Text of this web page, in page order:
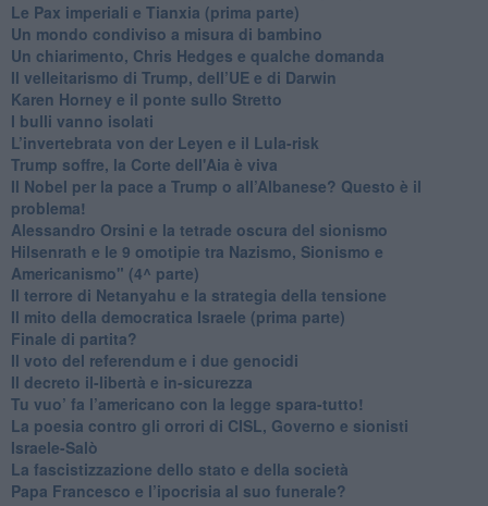
Le Pax imperiali e Tianxia (prima parte)
Un mondo condiviso a misura di bambino
​Un chiarimento, Chris Hedges e qualche domanda
Il velleitarismo di Trump, dell’UE e di Darwin
​Karen Horney e il ponte sullo Stretto
​I bulli vanno isolati
L’invertebrata von der Leyen e il Lula-risk
Trump soffre, la Corte dell'Aia è viva
​Il Nobel per la pace a Trump o all’Albanese? Questo è il
problema!
​Alessandro Orsini e la tetrade oscura del sionismo
​Hilsenrath e le 9 omotipie tra Nazismo, Sionismo e
Americanismo" (4^ parte)
​Il terrore di Netanyahu e la strategia della tensione
Il mito della democratica Israele (prima parte)
​Finale di partita?
​Il voto del referendum e i due genocidi
Il decreto il-libertà e in-sicurezza
Tu vuo’ fa l’americano con la legge spara-tutto!
La poesia contro gli orrori di CISL, Governo e sionisti
Israele-Salò
​La fascistizzazione dello stato e della società
Papa Francesco e l’ipocrisia al suo funerale?